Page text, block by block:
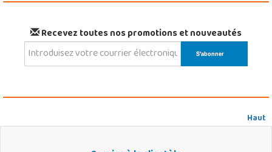
Recevez toutes nos promotions et nouveautés
Haut